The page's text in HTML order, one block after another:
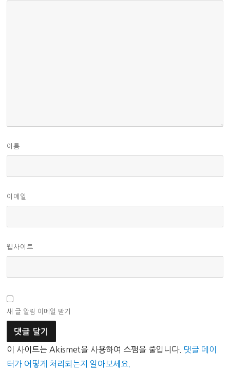
이름
이메일
웹사이트
새 글 알림 이메일 받기
이 사이트는 Akismet을 사용하여 스팸을 줄입니다. 댓글 데이
터가 어떻게 처리되는지 알아보세요.